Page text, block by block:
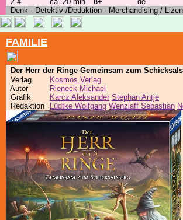
Denk - Detektiv-/Deduktion - Merchandising /
FAMILIE
Der Herr der Ringe Gemeinsam zum
Verlag
Kosmos Verlag
Autor
Rieneck Michael
Grafik
Karcz Aleksander Stephan Antje
Redaktion
Lüdtke Wolfgang Wenzlaff Sebastian